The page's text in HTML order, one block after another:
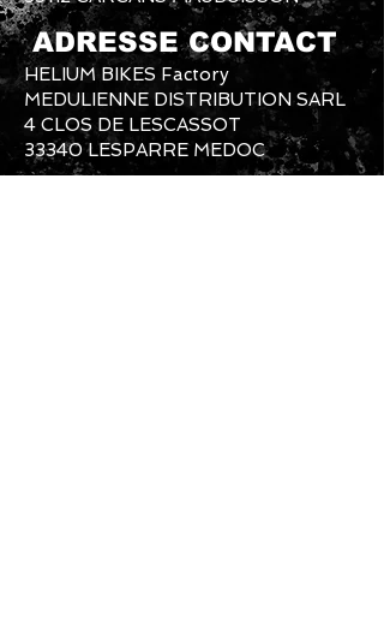
ADRESSE CONTACT
HELIUM BIKES Factory
MEDULIENNE DISTRIBUTION SARL
4 CLOS DE LESCASSOT
33340 LESPARRE MEDOC